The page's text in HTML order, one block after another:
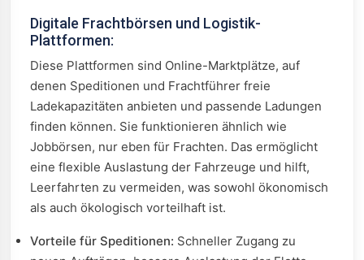
Digitale Frachtbörsen und Logistik-
Plattformen:
Diese Plattformen sind Online-Marktplätze, auf
denen Speditionen und Frachtführer freie
Ladekapazitäten anbieten und passende Ladungen
finden können. Sie funktionieren ähnlich wie
Jobbörsen, nur eben für Frachten. Das ermöglicht
eine flexible Auslastung der Fahrzeuge und hilft,
Leerfahrten zu vermeiden, was sowohl ökonomisch
als auch ökologisch vorteilhaft ist.
Vorteile für Speditionen: Schneller Zugang zu